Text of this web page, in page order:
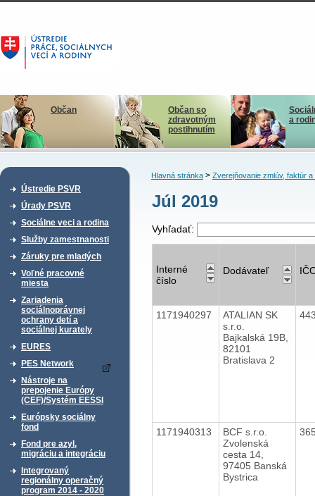
Občan
Občan so
zdravotným
postihnutím
a
Ústredie PSVR
Úrady PSVR
Sociálne veci a rodina
Služby zamestnanosti
Záruky pre mladých
Voľné pracovné
miesta
Zariadenia
sociálnoprávnej
ochrany detí a
sociálnej kurately
EURES
PES Network
Nástroje na
prepojenie Európy
(CEF)/Systém EESSI
Európsky sociálny
fond
Fond pre azyl,
migráciu a integráciu
Integrovaný
regionálny operačný
program 2014 - 2020
Hlavná stránka> Zverejňovanie zmlúv, faktúr a
Júl 2019
Vyhľadať:
Interné
číslo
Dodávateľ
1171940297
ATALIAN SK
s.r.o.
Bajkalská 19B,
82101
Bratislava 2
1171940313
BCF s.r.o.
Zvolenská
cesta 14,
97405 Banská
Bystrica